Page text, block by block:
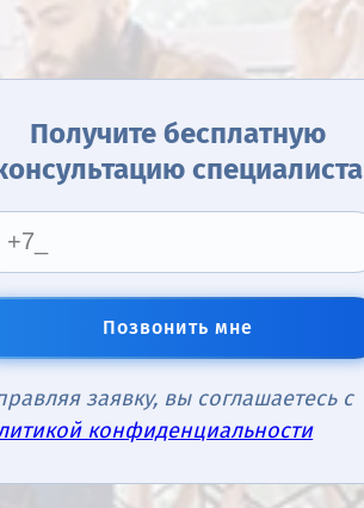
Получите бесплатную
специалиста
Позвонить мне
заявку, вы соглашаетесь с
конфиденциальности